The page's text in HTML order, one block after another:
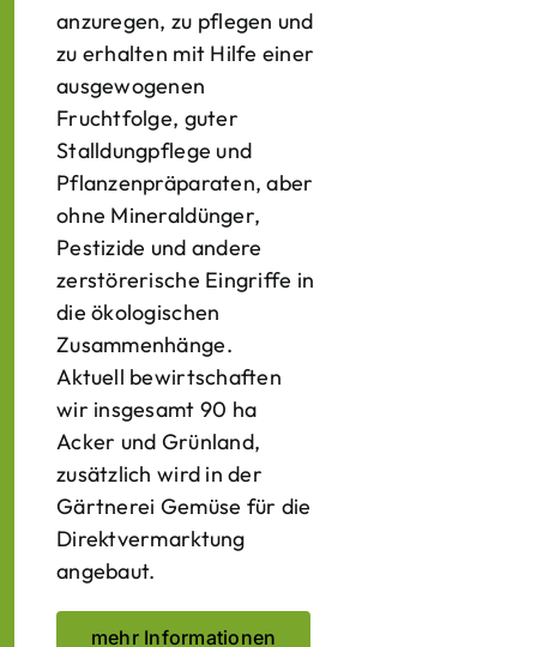
anzuregen, zu pflegen und
zu erhalten mit Hilfe einer
ausgewogenen
Fruchtfolge, guter
Stalldungpflege und
Pflanzenpräparaten, aber
ohne Mineraldünger,
Pestizide und andere
zerstörerische Eingriffe in
die ökologischen
Zusammenhänge.
Aktuell bewirtschaften
wir insgesamt 90 ha
Acker und Grünland,
zusätzlich wird in der
Gärtnerei Gemüse für die
Direktvermarktung
angebaut.
mehr Informationen